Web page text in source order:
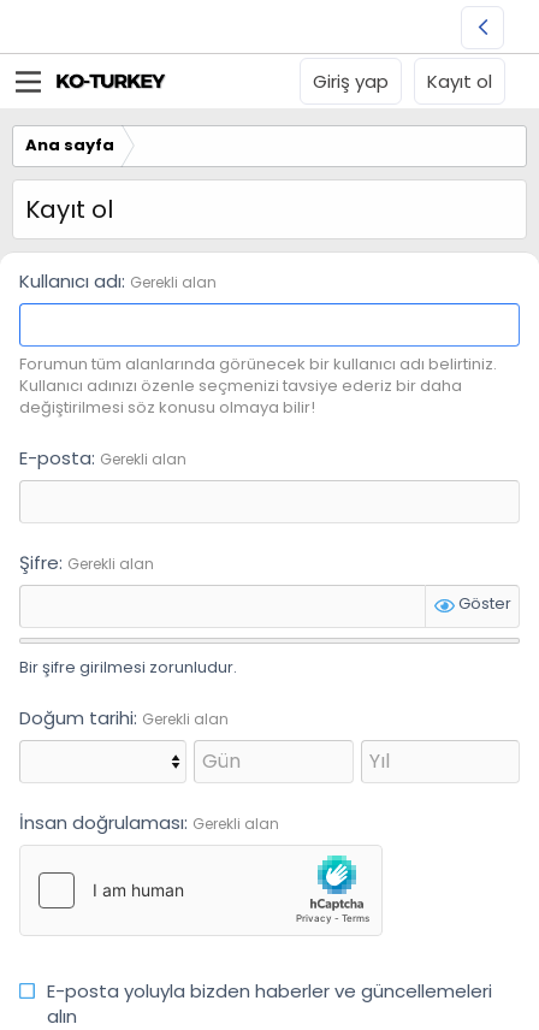
Giriş yap Kayıt ol
Ana sayfa
Kayıt ol
Kullanıcı adı Gerekli alan
Forumun tüm alanlarında görünecek bir kullanıcı adı belirtiniz.
Kullanıcı adınızı özenle seçmenizi tavsiye ederiz bir daha
değiştirilmesi söz konusu olmaya bilir!
E-posta Gerekli alan
Şifre Gerekli alan
Göster
Bir şifre girilmesi zorunludur.
Doğum tarihi Gerekli alan
İnsan doğrulaması Gerekli alan
E-posta yoluyla bizden haberler ve güncellemeleri
alın